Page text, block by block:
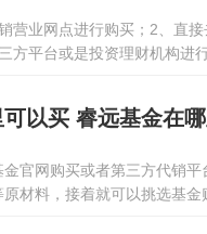
营业网点进行购买；2、直
方平台或是投资理财机构进行
以买 睿远基金在
官网购买或者第三方代销
材料，接着就可以挑选基